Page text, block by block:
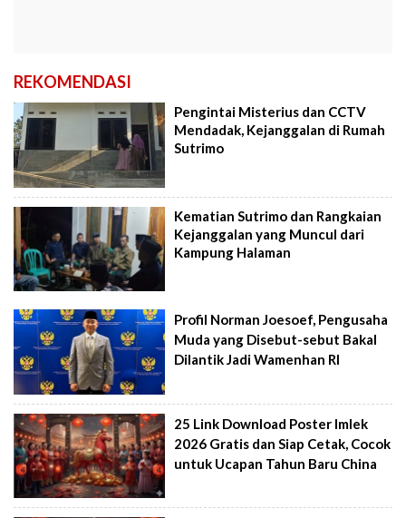
REKOMENDASI
Pengintai Misterius dan CCTV
Mendadak, Kejanggalan di Rumah
Sutrimo
Kematian Sutrimo dan Rangkaian
Kejanggalan yang Muncul dari
Kampung Halaman
Profil Norman Joesoef, Pengusaha
Muda yang Disebut-sebut Bakal
Dilantik Jadi Wamenhan RI
25 Link Download Poster Imlek
2026 Gratis dan Siap Cetak, Cocok
untuk Ucapan Tahun Baru China